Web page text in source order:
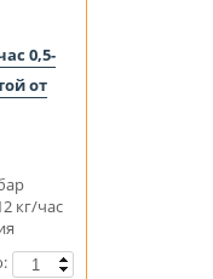
0,5-
от
кг/час